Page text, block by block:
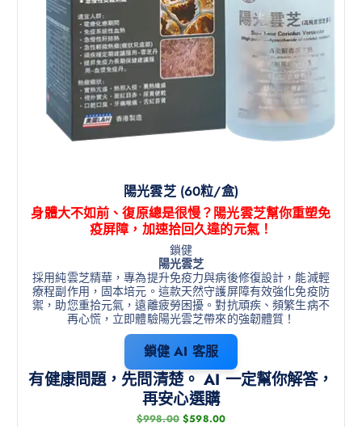
陽光雲芝 (60粒/盒)
身體大不如前、復原總是很慢？陽光雲芝幫你重塑免
疫屏障，加速拾回久違的元氣！
鎖健
陽光雲芝
採用純雲芝精華，專為提升免疫力與病後修復設計，能減輕
療程副作用，固本培元。這款天然守護屏障有效強化免疫防
禦，助您重拾元氣，遠離疲勞困擾。對抗頑疾、頻繁生病不
再心慌，立即體驗陽光雲芝帶來的強韌體質！
鎖健 AI 客服
有健康問題，先問清楚。 AI 一定幫你解答，
再安心選購
$998.00 $598.00